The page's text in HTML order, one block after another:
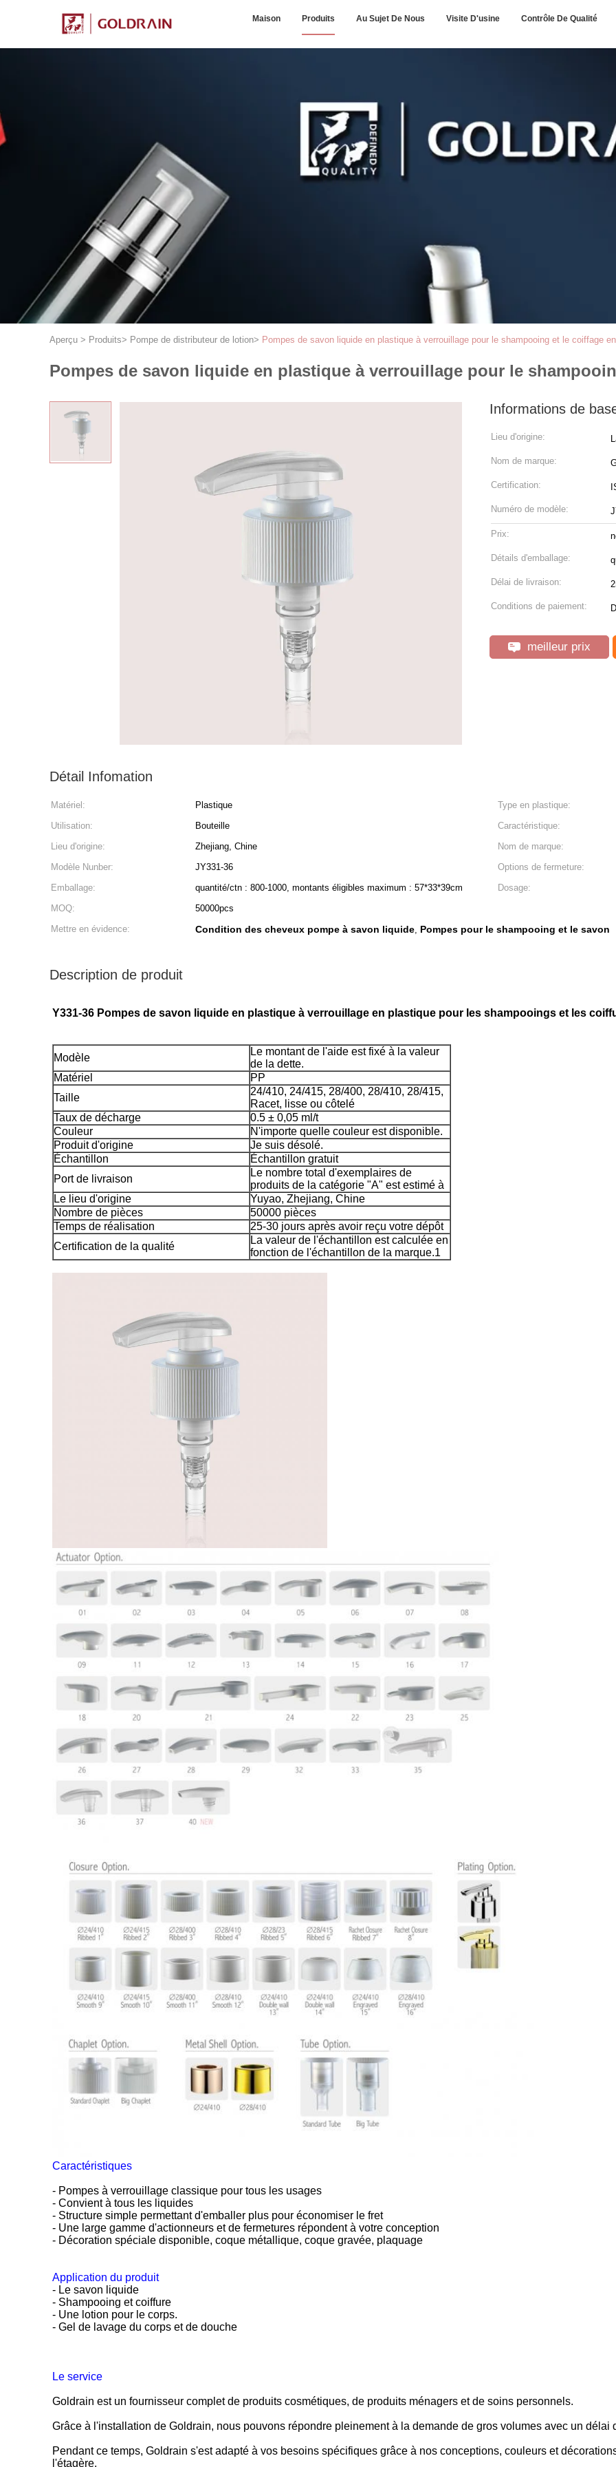
Maison Produits Au Sujet De Nous Visite D'usine Contrôle De Qualité
Aperçu > Produits> Pompe de distributeur de lotion> Pompes de savon liquide en plastique à verrouillage pour le shampooing et le coiffage
Pompes de savon liquide en plastique à verrouillage pour le
Informations de
Lieu d'origine:
Nom de marque:
Certification:
Numéro de modèle:
Prix:
Détails d'emballage:
Délai de livraison:
Conditions de paiement:
meilleur prix
Détail Infomation
Matériel: Plastique
Type en plastique:
Utilisation:
Bouteille
Caractéristique:
Lieu d'origine:
Zhejiang, Chine
Nom de marque:
Modèle Nunber:
JY331-36
Options de fermeture:
Emballage:
quantité/ctn : 800-1000, montants éligibles maximum : 57*33*39cm
Dosage:
MOQ:
50000pcs
Mettre en évidence:
Condition des cheveux pompe à savon liquide, Pompes pour le shampooing et le savon
Description de produit
Y331-36 Pompes de savon liquide en plastique à verrouillage en plastique pour les shampooings et les
Modèle
Le montant de l'aide est fixé à la valeur
de la dette.
Matériel
PP
Taille
24/410, 24/415, 28/400, 28/410, 28/415,
Racet, lisse ou côtelé
Taux de décharge
0.5 ± 0,05 ml/t
Couleur
N'importe quelle couleur est disponible.
Produit d'origine
Je suis désolé.
Échantillon
Échantillon gratuit
Port de livraison
Le nombre total d'exemplaires de
produits de la catégorie "A" est estimé à
Le lieu d'origine
Yuyao, Zhejiang, Chine
Nombre de pièces
50000 pièces
Temps de réalisation
25-30 jours après avoir reçu votre dépôt
Certification de la qualité
La valeur de l'échantillon est calculée en
fonction de l'échantillon de la marque.1
Caractéristiques
- Pompes à verrouillage classique pour tous les usages
- Convient à tous les liquides
- Structure simple permettant d'emballer plus pour économiser le fret
- Une large gamme d'actionneurs et de fermetures répondent à votre conception
- Décoration spéciale disponible, coque métallique, coque gravée, plaquage
Application du produit
- Le savon liquide
- Shampooing et coiffure
- Une lotion pour le corps.
- Gel de lavage du corps et de douche
Le service
Goldrain est un fournisseur complet de produits cosmétiques, de produits ménagers et de soins personnels.
Grâce à l'installation de Goldrain, nous pouvons répondre pleinement à la demande de gros volumes avec un délai
Pendant ce temps, Goldrain s'est adapté à vos besoins spécifiques grâce à nos conceptions, couleurs et
l'étagère.